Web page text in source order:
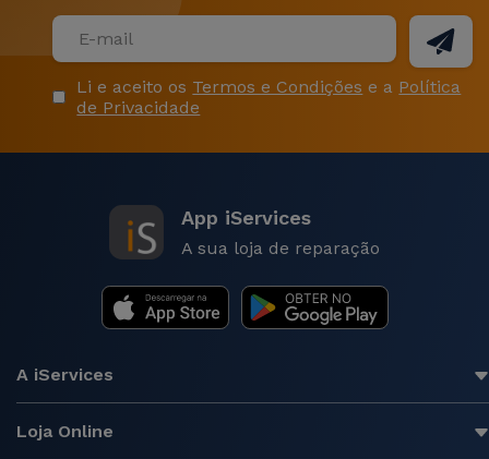
Li e aceito os Termos e Condições e a Política
de Privacidade
App iServices
A sua loja de reparação
A iServices
Loja Online